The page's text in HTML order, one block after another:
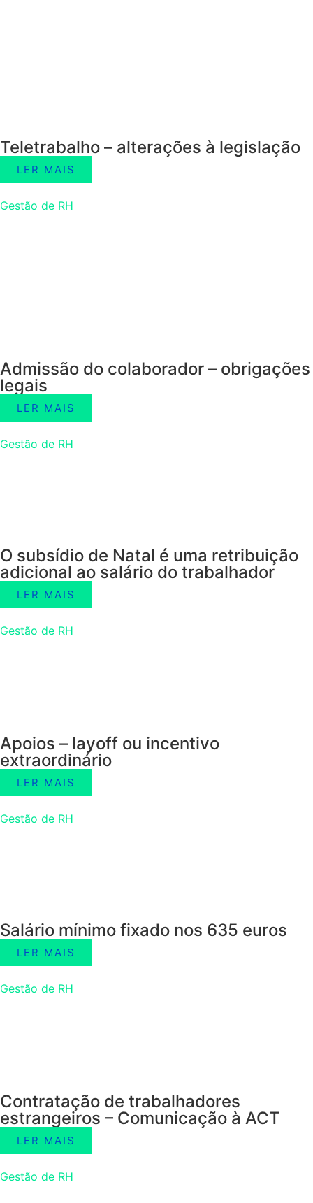
Teletrabalho – alterações à legislação
LER MAIS
Gestão de RH
Admissão do colaborador – obrigações
legais
LER MAIS
Gestão de RH
O subsídio de Natal é uma retribuição
adicional ao salário do trabalhador
LER MAIS
Gestão de RH
Apoios – layoff ou incentivo
extraordinário
LER MAIS
Gestão de RH
Salário mínimo fixado nos 635 euros
LER MAIS
Gestão de RH
Contratação de trabalhadores
estrangeiros – Comunicação à ACT
LER MAIS
Gestão de RH